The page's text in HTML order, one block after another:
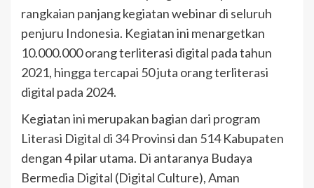
rangkaian panjang kegiatan webinar di seluruh
penjuru Indonesia. Kegiatan ini menargetkan
10.000.000 orang terliterasi digital pada tahun
2021, hingga tercapai 50 juta orang terliterasi
digital pada 2024.
Kegiatan ini merupakan bagian dari program
Literasi Digital di 34 Provinsi dan 514 Kabupaten
dengan 4 pilar utama. Di antaranya Budaya
Bermedia Digital (Digital Culture), Aman